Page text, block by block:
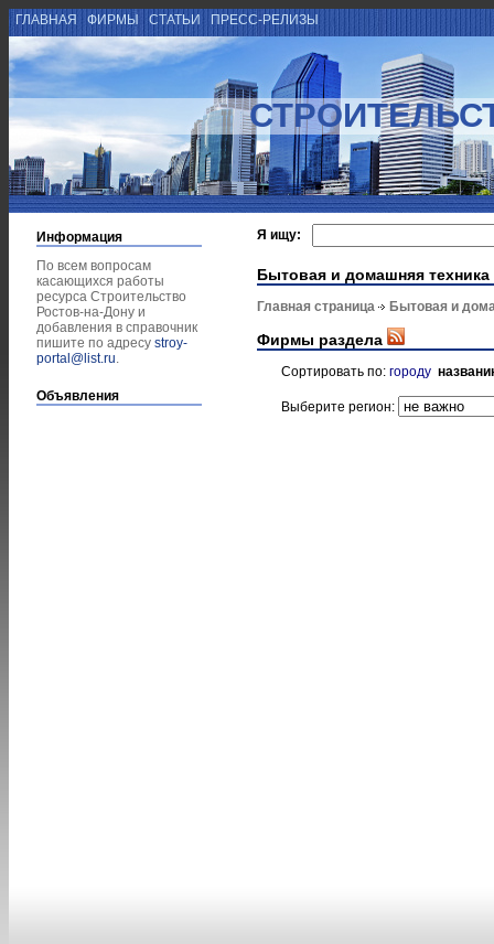
ГЛАВНАЯ ФИРМЫ СТАТЬИ ПРЕСС-РЕЛИЗЫ
Информация
По всем вопросам
касающихся работы
ресурса Строительство
Ростов-на-Дону и
добавления в справочник
пишите по адресу stroy-
portal@list.ru.
Объявления
Я ищу:
Бытовая и домашняя техника
Главная страница Бытовая и
Фирмы раздела
Сортировать по: городу
Выберите регион: